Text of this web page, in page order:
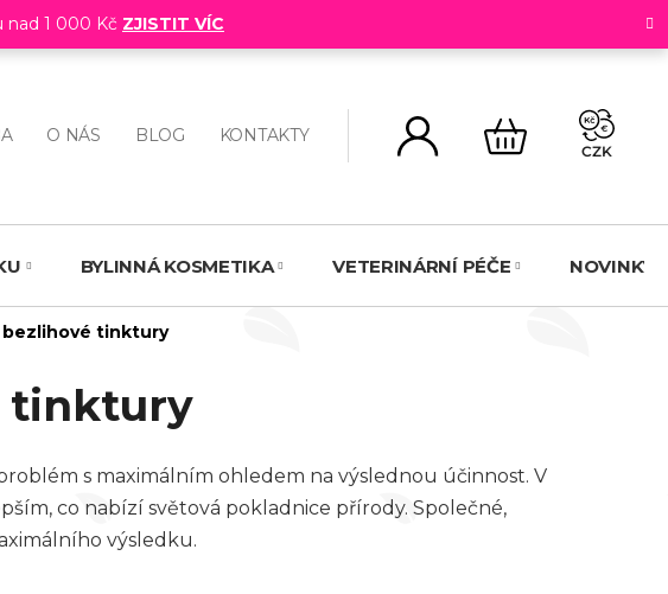
nad 1 000 Kč ZJISTIT VÍC
O NÁS BLOG KONTAKTY
NÁKUPNÍ
KOŠÍK
CZK
BYLINNÁ KOSMETIKA VETERINÁRNÍ PÉČE NOVINKY
tinktury
tinktury
s maximálním ohledem na výslednou účinnost. V
co nabízí světová pokladnice přírody. Společné,
výsledku.